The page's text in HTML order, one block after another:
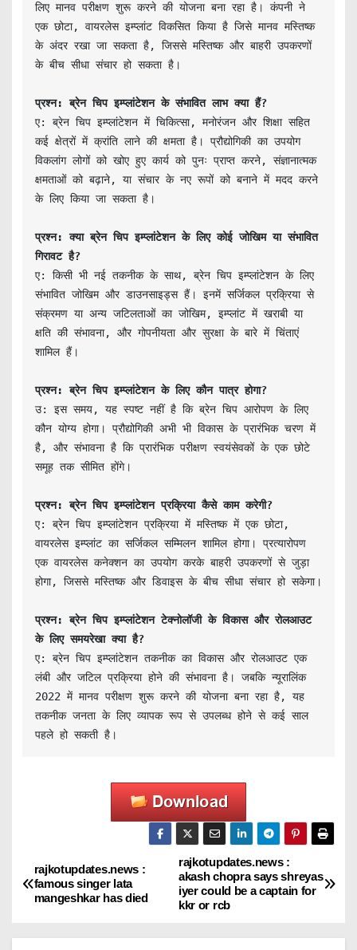
लिए मानव परीक्षण शुरू करने की योजना बना रहा है। कंपनी ने
एक छोटा, वायरलेस इम्प्लांट विकसित किया है जिसे मानव मस्तिष्क
के अंदर रखा जा सकता है, जिससे मस्तिष्क और बाहरी उपकरणों
के बीच सीधा संचार हो सकता है।
प्रश्न: ब्रेन चिप इम्प्लांटेशन के संभावित लाभ क्या हैं?
ए: ब्रेन चिप इम्प्लांटेशन में चिकित्सा, मनोरंजन और शिक्षा सहित
कई क्षेत्रों में क्रांति लाने की क्षमता है। प्रौद्योगिकी का उपयोग
विकलांग लोगों को खोए हुए कार्य को पुनः प्राप्त करने, संज्ञानात्मक
क्षमताओं को बढ़ाने, या संचार के नए रूपों को बनाने में मदद करने
के लिए किया जा सकता है।
प्रश्न: क्या ब्रेन चिप इम्प्लांटेशन के लिए कोई जोखिम या संभावित
गिरावट है?
ए: किसी भी नई तकनीक के साथ, ब्रेन चिप इम्प्लांटेशन के लिए
संभावित जोखिम और डाउनसाइड्स हैं। इनमें सर्जिकल प्रक्रिया से
संक्रमण या अन्य जटिलताओं का जोखिम, इम्प्लांट में खराबी या
क्षति की संभावना, और गोपनीयता और सुरक्षा के बारे में चिंताएं
शामिल हैं।
प्रश्न: ब्रेन चिप इम्प्लांटेशन के लिए कौन पात्र होगा?
उ: इस समय, यह स्पष्ट नहीं है कि ब्रेन चिप आरोपण के लिए
कौन योग्य होगा। प्रौद्योगिकी अभी भी विकास के प्रारंभिक चरण में
है, और संभावना है कि प्रारंभिक परीक्षण स्वयंसेवकों के एक छोटे
प्रश्न: ब्रेन चिप इम्प्लांटेशन प्रक्रिया कैसे काम करेगी?
ए: ब्रेन चिप इम्प्लांटेशन प्रक्रिया में मस्तिष्क में एक छोटा,
वायरलेस इम्प्लांट का सर्जिकल सम्मिलन शामिल होगा। प्रत्यारोपण
एक वायरलेस कनेक्शन का उपयोग करके बाहरी उपकरणों से जुड़ा
होगा, जिससे मस्तिष्क और डिवाइस के बीच सीधा संचार हो सकेगा।
प्रश्न: ब्रेन चिप इम्प्लांटेशन टेक्नोलॉजी के विकास और रोलआउट
के लिए समयरेखा क्या है?
ए: ब्रेन चिप इम्प्लांटेशन तकनीक का विकास और रोलआउट एक
लंबी और जटिल प्रक्रिया होने की संभावना है। जबकि न्यूरालिंक
2022 में मानव परीक्षण शुरू करने की योजना बना रहा है, यह
तकनीक जनता के लिए व्यापक रूप से उपलब्ध होने से कई साल
पहले हो सकती है।
P
o
s
rajkotupdates.news :
akash chopra says shreyas
iyer could be a captain for
kkr or rcb
rajkotupdates.news :
famous singer lata
mangeshkar has died